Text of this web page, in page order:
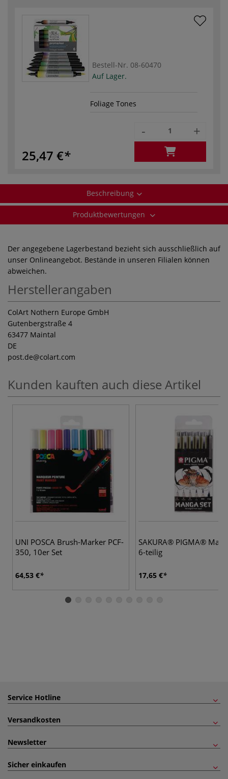
Bestell-Nr. 08-60470
Auf Lager.
Foliage Tones
25,47 €
- +
Beschreibung
Produktbewertungen
Der angegebene Lagerbestand bezieht sich ausschließlich auf
unser Onlineangebot. Bestände in unseren Filialen können
abweichen.
Herstellerangaben
ColArt Nothern Europe GmbH
Gutenbergstraße 4
63477 Maintal
DE
post.de@colart.com
Kunden kauften auch diese Artikel
UNI POSCA Brush-Marker PCF-
350, 10er Set
64,53 €
SAKURA® PIGMA®
6-teilig
17,65 €
Service Hotline
Versandkosten
Newsletter
Sicher einkaufen